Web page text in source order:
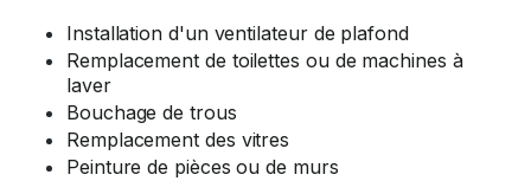
Installation d'un ventilateur de plafond
Remplacement de toilettes ou de machines à
laver
Bouchage de trous
Remplacement des vitres
Peinture de pièces ou de murs